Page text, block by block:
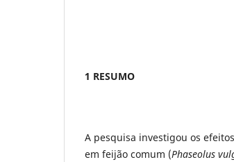
1 RESUMO
A pesquisa investigou os
em feijão comum (Phaseolus